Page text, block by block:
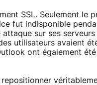
SSL. Seulement le
fut indisponible
sur ses
utilisateurs avaient
ont également